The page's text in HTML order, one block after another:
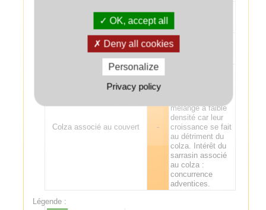
Tabac (Burley)
Chanvre --
Risque de relevée
de sarrasin dans
Colza associé au couvert -
mélange à faible
densité car leur
croissance se fait
au détriment du
colza. Intérêt du
sarrasin associé
au colza :
concurrence
adventices.
Légende :
OK, accept all
Deny all cookies
Personalize
Privacy policy